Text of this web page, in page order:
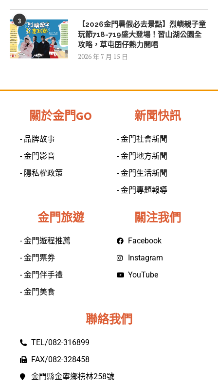
3
【2026金門暑假必去景點】烈嶼親子童
玩節718-719盛大登場！習山湖公園全
攻略，草屯囝仔熱力開唱
2026 年 7 月 15 日
關於金門GO
- 品牌故事
- 金門影音
- 隱私權政策
新聞快訊
- 金門社會新聞
- 金門地方新聞
- 金門生活新聞
- 金門專題報導
金門旅遊
- 金門遊程推薦
- 金門票券
- 金門伴手禮
- 金門美食
關注我們
Facebook
Instagram
YouTube
聯絡我們
TEL/082-316899
FAX/082-328458
金門縣金寧鄉榜林258號